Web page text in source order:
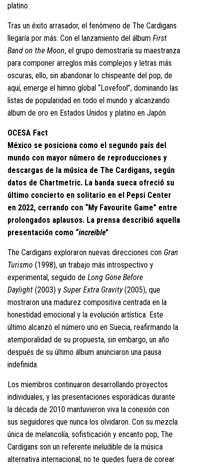
platino.
Tras un éxito arrasador, el fenómeno de The Cardigans
llegaría por más. Con el lanzamiento del álbum First
Band on the Moon, el grupo demostraría su maestranza
para componer arreglos más complejos y letras más
oscuras, ello, sin abandonar lo chispeante del pop, de
aquí, emerge el himno global “Lovefool”, dominando las
listas de popularidad en todo el mundo y alcanzando
álbum de oro en Estados Unidos y platino en Japón.
OCESA Fact
México se posiciona como el segundo país del
mundo con mayor número de reproducciones y
descargas de la música de The Cardigans, según
datos de Chartmetric. La banda sueca ofreció su
último concierto en solitario en el Pepsi Center
en 2022, cerrando con “My Favourite Game” entre
prolongados aplausos. La prensa describió aquella
presentación como “increíble”
The Cardigans exploraron nuevas direcciones con Gran
Turismo (1998), un trabajo más introspectivo y
experimental, seguido de Long Gone Before
Daylight (2003) y Super Extra Gravity(2005), que
mostraron una madurez compositiva centrada en la
honestidad emocional y la evolución artística. Este
último alcanzó el número uno en Suecia, reafirmando la
atemporalidad de su propuesta, sin embargo, un año
después de su último álbum anunciaron una pausa
indefinida.
Los miembros continuaron desarrollando proyectos
individuales, y las presentaciones esporádicas durante
la década de 2010 mantuvieron viva la conexión con
sus seguidores que nunca los olvidaron. Con su mezcla
única de melancolía, sofisticación y encanto pop, The
Cardigans son un referente ineludible de la música
alternativa internacional; no te quedes fuera de corear